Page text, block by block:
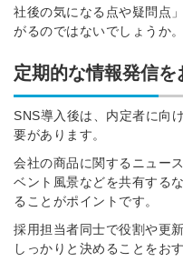
社後の気になる点や疑問点
がるのではないでしょうか。
定期的な情報発信を
SNS導入後は、内定者に向
要があります。
会社の商品に関するニュー
ベント風景などを共有する
ることがポイントです。
採用担当者同士で役割や更
しっかりと決めることをお
をご利用する
要です。